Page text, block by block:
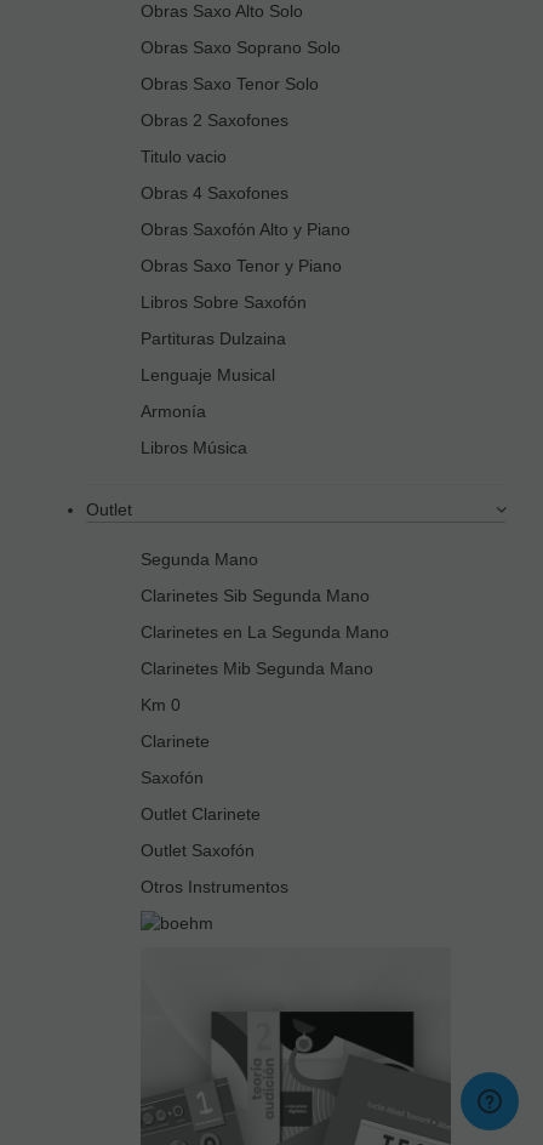
Obras Saxo Alto Solo
Obras Saxo Soprano Solo
Obras Saxo Tenor Solo
Obras 2 Saxofones
Titulo vacio
Obras 4 Saxofones
Obras Saxofón Alto y Piano
Obras Saxo Tenor y Piano
Libros Sobre Saxofón
Partituras Dulzaina
Lenguaje Musical
Armonía
Libros Música
Outlet
Segunda Mano
Clarinetes Sib Segunda Mano
Clarinetes en La Segunda Mano
Clarinetes Mib Segunda Mano
Km 0
Clarinete
Saxofón
Outlet Clarinete
Outlet Saxofón
Otros Instrumentos